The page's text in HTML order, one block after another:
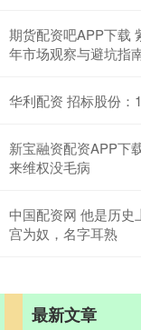
期货配资吧APP下载
年市场观察与避坑指
华利配资 招标股份：
新宝融资配资APP下
来维权没毛病
中国配资网 他是历史
宫为奴，名字耳熟
最新文章